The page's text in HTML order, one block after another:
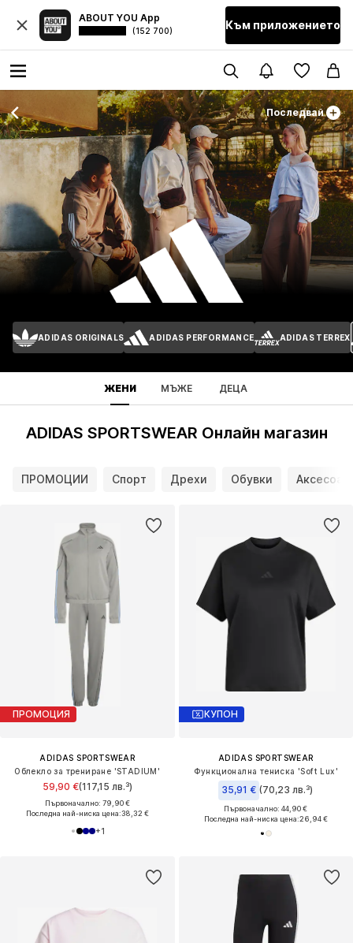
ABOUT YOU App
(152 700) Към приложението
Последвай
ADIDAS ORIGINALS ADIDAS PERFORMANCE ADIDAS TERREX
ЖЕНИ МЪЖЕ ДЕЦА
ADIDAS SPORTSWEAR Онлайн магазин
ПРОМОЦИИ Спорт Дрехи Обувки
ПРОМОЦИЯ
ADIDAS SPORTSWEAR
Облекло за трениране 'STADIUM'
59,90 €(117,15 лв.³)
Първоначално: 79,90 €
Последна най-ниска цена:38,32 €
+1
КУПОН
ADIDAS SPORTSWEAR
Функционална тениска 'Soft Lux'
35,91 € (70,23 лв.³)
Първоначално: 44,90 €
Последна най-ниска цена:26,94 €